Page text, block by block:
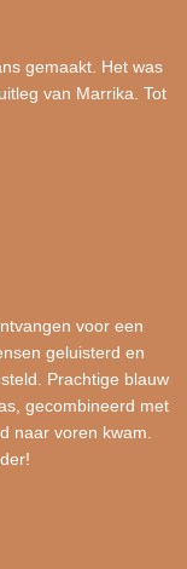
gemaakt. Het was
van Marrika. Tot
voor een
geluisterd en
Prachtige blauw
gecombineerd met
naar voren kwam.